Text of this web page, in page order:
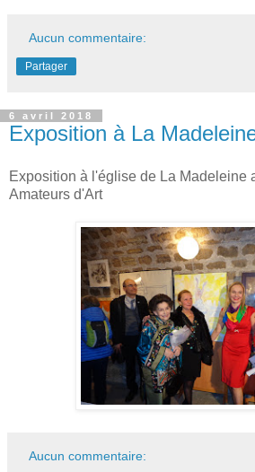
Aucun commentaire:
Partager
6 avril 2018
Exposition à La
Exposition à l'église de La Madeleine
Amateurs d'Art
Aucun commentaire: